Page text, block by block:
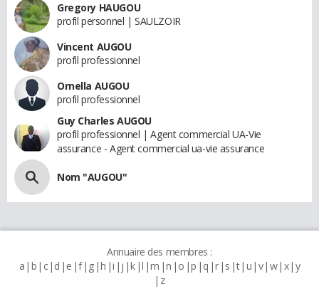
Gregory HAUGOU
profil personnel | SAULZOIR
Vincent AUGOU
profil professionnel
Ornella AUGOU
profil professionnel
Guy Charles AUGOU
profil professionnel | Agent commercial UA-Vie
assurance - Agent commercial ua-vie assurance
Nom "AUGOU"
Annuaire des membres :
a b c d e f g h i j k l m n o p q r s t u v w x y
z